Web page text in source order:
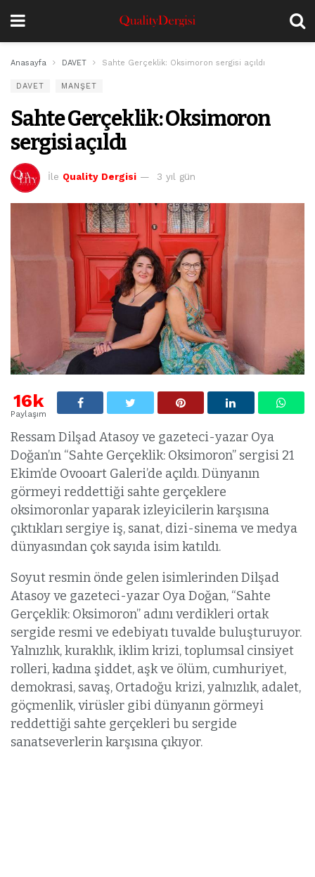
Anasayfa DAVET Sahte Gerçeklik: Oksimoron sergisi açıldı
DAVET MANŞET
Sahte Gerçeklik: Oksimoron
sergisi açıldı
İle Quality Dergisi 3 yıl gün
16k
Paylaşım
Ressam Dilşad Atasoy ve gazeteci-yazar Oya
Doğan’ın “Sahte Gerçeklik: Oksimoron” sergisi 21
Ekim’de Ovooart Galeri’de açıldı. Dünyanın
görmeyi reddettiği sahte gerçeklere
oksimoronlar yaparak izleyicilerin karşısına
çıktıkları sergiye iş, sanat, dizi-sinema ve medya
dünyasından çok sayıda isim katıldı.
Soyut resmin önde gelen isimlerinden Dilşad
Atasoy ve gazeteci-yazar Oya Doğan, “Sahte
Gerçeklik: Oksimoron” adını verdikleri ortak
sergide resmi ve edebiyatı tuvalde buluşturuyor.
Yalnızlık, kuraklık, iklim krizi, toplumsal cinsiyet
rolleri, kadına şiddet, aşk ve ölüm, cumhuriyet,
demokrasi, savaş, Ortadoğu krizi, yalnızlık, adalet,
göçmenlik, virüsler gibi dünyanın görmeyi
reddettiği sahte gerçekleri bu sergide
sanatseverlerin karşısına çıkıyor.